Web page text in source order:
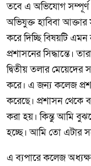
তবে এ অভিযোগ সম্পূর্ণ
অভিযুক্ত হাবিবা
করে দিচ্ছি বিষয়টি
প্রশাসনের সিদ্ধান্তে।
দ্বিতীয় তলার মেয়েদের
করে। এ জন্য কলেজ
করেছে। প্রশাসন থেকে
করা হয়। কিন্তু আমি
হচ্ছে। আমি তো এটার
এ ব্যপারে কলেজ অধ্যক্ষ